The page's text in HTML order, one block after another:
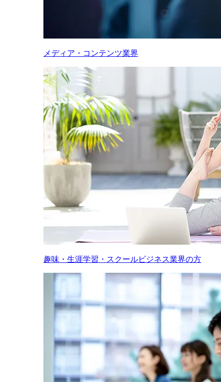
メディア・コンテンツ業界
趣味・生涯学習・スクールビジネス業界の方